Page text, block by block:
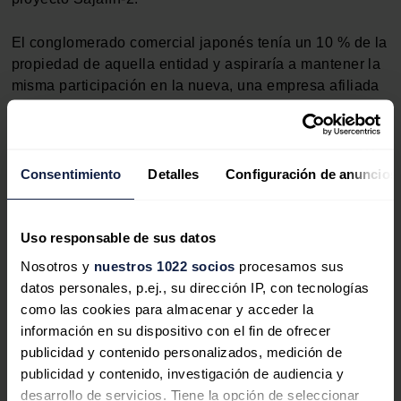
Consentimiento Detalles Configuración de anuncios
Uso responsable de sus datos
Nosotros y nuestros 1022 socios procesamos sus
datos personales, p.ej., su dirección IP, con tecnologías
como las cookies para almacenar y acceder la
información en su dispositivo con el fin de ofrecer
publicidad y contenido personalizados, medición de
publicidad y contenido, investigación de audiencia y
desarrollo de servicios. Tiene la opción de seleccionar
El conglomerado comercial japonés tenía un 10 % de la
propiedad de aquella entidad y aspiraría a mantener la
misma participación en la nueva, una empresa afiliada
en virtud de un decreto del presidente Vladímir Putin, lo
Moscú.
Gazprom(50 %), la británicaShell
también japonesa
Mitsui(12,5 %), que confirmó en la
víspera que su petición de permanencia en la gestión
de la explotación también ha sido aprobado por Rusia.
GNL
Shell ya declaró su intención de salir a raíz del conflicto